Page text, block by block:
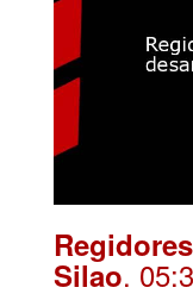
Silao.